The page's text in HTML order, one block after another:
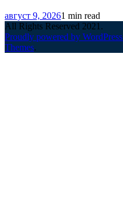
август 9, 20261 min read
All Rights Reserved 2021.
Proudly powered by WordPress
Themes.